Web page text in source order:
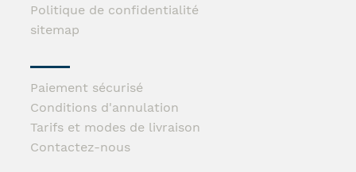
Politique de confidentialité
sitemap
Paiement sécurisé
Conditions d'annulation
Tarifs et modes de livraison
Contactez-nous